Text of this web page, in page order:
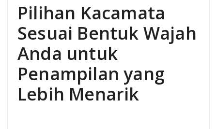
Pilihan Kacamata
Sesuai Bentuk Wajah
Anda untuk
Penampilan yang
Lebih Menarik